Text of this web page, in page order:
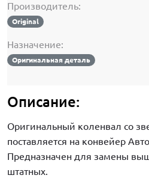
Производитель:
Original
Назначение:
Оригинальная деталь
Описание:
Оригинальный коленвал со
поставляется на конвейер
Предназначен для замены
штатных.